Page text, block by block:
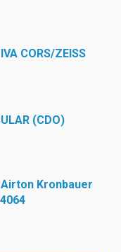
CORS/ZEISS
(CDO)
Kronbauer